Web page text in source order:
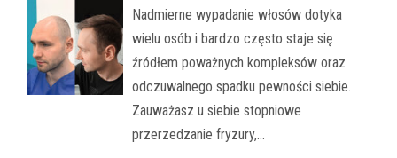
Nadmierne wypadanie włosów dotyka
wielu osób i bardzo często staje się
źródłem poważnych kompleksów oraz
odczuwalnego spadku pewności siebie.
Zauważasz u siebie stopniowe
przerzedzanie fryzury,…